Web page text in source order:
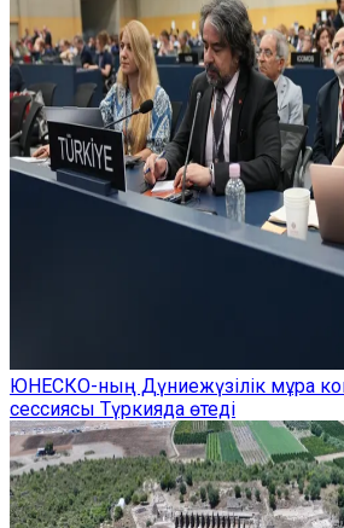
ЮНЕСКО-ның Дүниежүзілік мұра
сессиясы Түркияда өтеді